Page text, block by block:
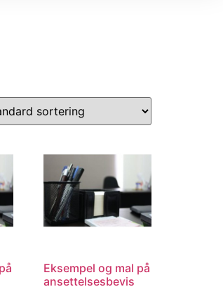
Eksempel og mal på
ansettelsesbevis